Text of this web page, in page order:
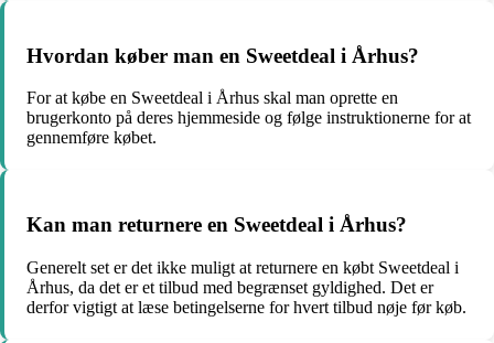
Hvordan køber man en Sweetdeal i Århus?
For at købe en Sweetdeal i Århus skal man oprette en
brugerkonto på deres hjemmeside og følge instruktionerne for at
gennemføre købet.
Kan man returnere en Sweetdeal i Århus?
Generelt set er det ikke muligt at returnere en købt Sweetdeal i
Århus, da det er et tilbud med begrænset gyldighed. Det er
derfor vigtigt at læse betingelserne for hvert tilbud nøje før køb.